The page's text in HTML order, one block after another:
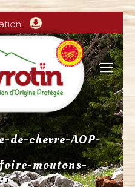
de-chevre-AOP-
moutons-